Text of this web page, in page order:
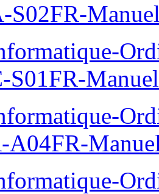
S02FR-
S01FR-
A04FR-